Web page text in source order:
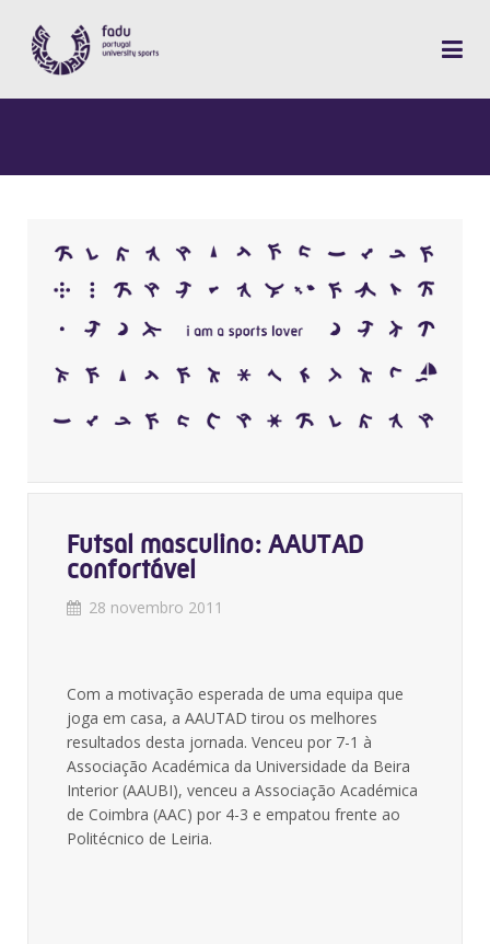
Futsal masculino: AAUTAD
confortável
28 novembro 2011
Com a motivação esperada de uma equipa que
joga em casa, a AAUTAD tirou os melhores
resultados desta jornada. Venceu por 7-1 à
Associação Académica da Universidade da Beira
Interior (AAUBI), venceu a Associação Académica
de Coimbra (AAC) por 4-3 e empatou frente ao
Politécnico de Leiria.